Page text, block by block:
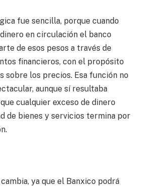
fue sencilla, porque cuando
en circulación el banco
de esos pesos a través de
financieros, con el propósito
sobre los precios. Esa función no
aunque sí resultaba
cualquier exceso de dinero
de bienes y servicios termina por
ya que el Banxico podrá